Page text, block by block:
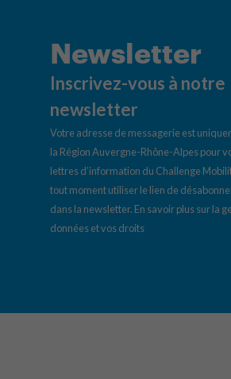
Newsletter
Inscrivez-vous à notre
newsletter
Votre adresse de messagerie est
la Région Auvergne-Rhône-Alpes pour
lettres d’information du Challenge
tout moment utiliser le lien de
dans la newsletter. En savoir plus sur la
données et vos droits